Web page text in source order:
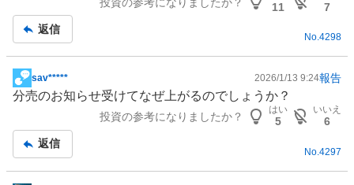
11
7
返信
No.4298
掲
示
事
sav***** 2026/1/13 9:24報告
分売のお知らせ受けてなぜ上がるのでしょうか？
投資の参考になりましたか？
はい
5
いいえ
6
返信
No. 4297